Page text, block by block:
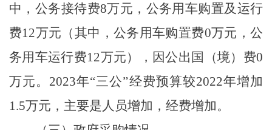
中，公务接待费8万元，公务用车购置及运行
费12万元（其中，公务用车购置费0万元，公
务用车运行费12万元），因公出国（境）费0
万元。2023年“三公”经费预算较2022年增加
1.5万元，主要是人员增加，经费增加。